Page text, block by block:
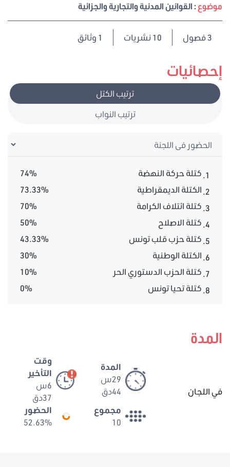
إحصائيات
ترتيب الكتل
ترتيب النواب
1. كتلة حركة النهضة
74%
2. الكتلة الديمقراطية
73.33%
3. كتلة ائتلاف الكرامة
70%
4. كتلة الاصلاح
50%
5. كتلة حزب قلب تونس
43.33%
6. الكتلة الوطنية
30%
7. كتلة الحزب الدستوري الحر
10%
8. كتلة تحيا تونس 0%
موضوع: القوانين المدنية والتجارية والجزائية
3فصول 10 نشريات 1 وثائق
المدة
في اللجان
المدة
29س
44دق
وقت
التأخير
6س
37دق
مجموع
10
الحضور
52.63%